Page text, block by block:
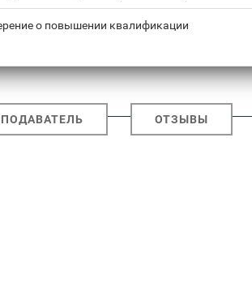
о повышении квалификации
ОТЗЫВЫ